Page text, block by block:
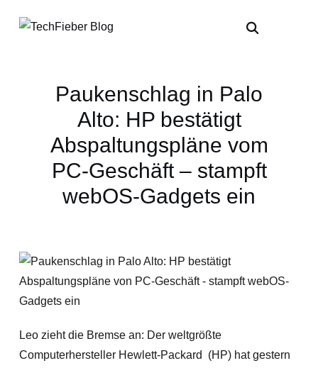
Paukenschlag in Palo
Alto: HP bestätigt
Abspaltungspläne vom
PC-Geschäft – stampft
webOS-Gadgets ein
Leo zieht die Bremse an: Der weltgrößte
Computerhersteller Hewlett-Packard (HP) hat gestern